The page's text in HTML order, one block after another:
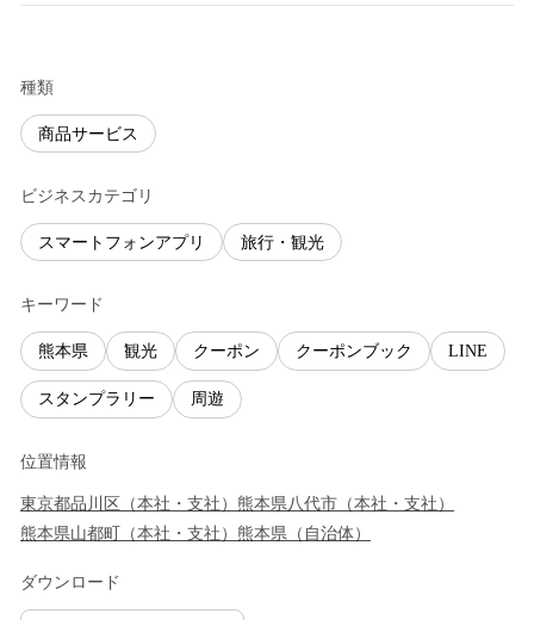
種類
商品サービス
ビジネスカテゴリ
スマートフォンアプリ 旅行・観光
キーワード
熊本県 観光 クーポン クーポンブック LINE
スタンプラリー 周遊
位置情報
東京都品川区 （本社・支社 ） 熊本県 八代市 （本社・支社 ）
熊本県山都町 （本社・支社 ） 熊本県 （ 自治体）
ダウンロード